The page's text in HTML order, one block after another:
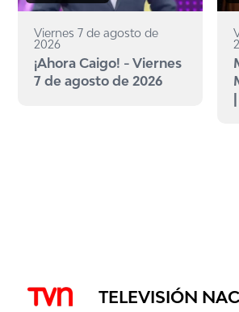
Viernes 7 de agosto de
2026
¡Ahora Caigo! - Viernes
7 de agosto de 2026
TELEVISIÓN